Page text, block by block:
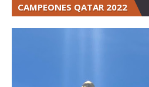
CAMPEONES QATAR 2022